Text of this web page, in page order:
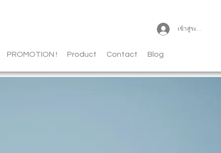
เข้าสู่ระบบ
PROMOTION ! Product Contact Blog